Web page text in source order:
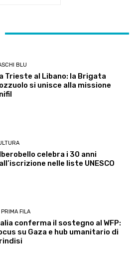
BLU
Trieste al Libano: la Brigata
si unisce alla missione
celebra i 30 anni
nelle liste UNESCO
PRIMA FILA
conferma il sostegno al WFP:
su Gaza e hub umanitario di